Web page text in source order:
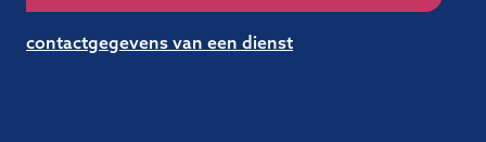
contactgegevens van een dienst